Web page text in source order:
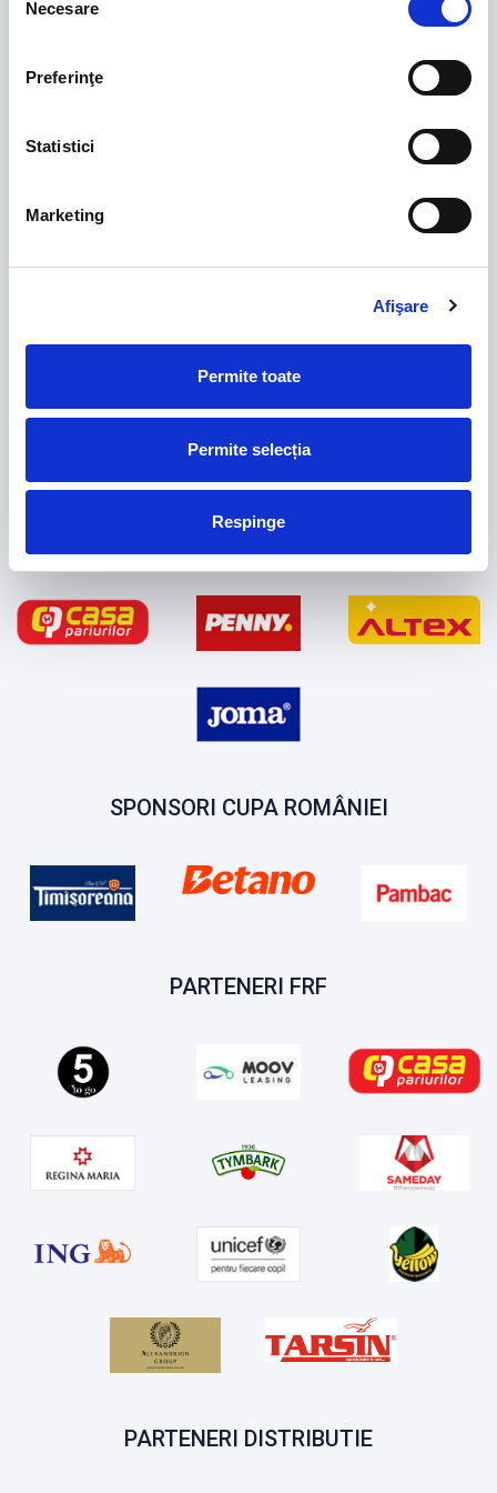
consimțământului
Necesare
Preferinţe
Statistici
Marketing
Afişare
Permite toate
Permite selecția
Respinge
SPONSORI ROMÂNIA U21
SPONSORI ECHIPA NATIONALA FEMININA
SPONSORI CUPA ROMÂNIEI
PARTENERI FRF
PARTENERI DISTRIBUTIE